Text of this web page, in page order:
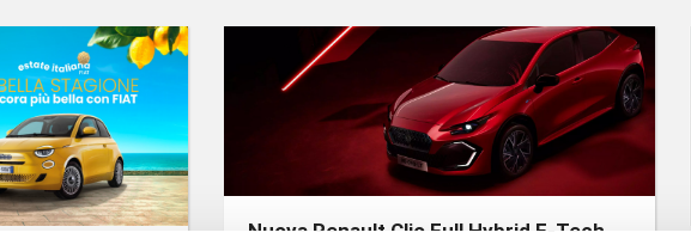
Nuova Renault Clio Full Hybrid E-Tech